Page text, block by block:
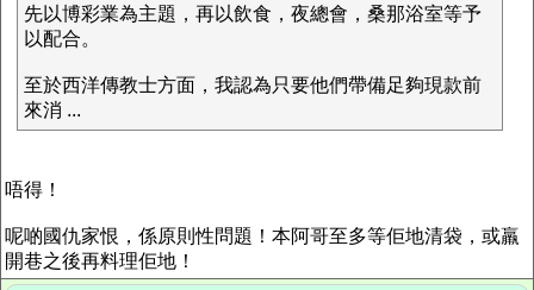
先以博彩業為主題，再以飲食，夜總會，桑那浴室等予
以配合。
至於西洋傳教士方面，我認為只要他們帶備足夠現款前
來消 ...
唔得！
呢啲國仇家恨，係原則性問題！本阿哥至多等佢地清袋，或羸
開巷之後再料理佢地！